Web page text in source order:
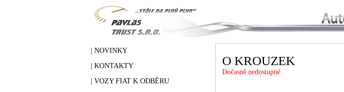
| NOVINKY
| KONTAKTY
| VOZY FIAT K ODBĚRU
O KROUZEK
Dočasně nedostupné